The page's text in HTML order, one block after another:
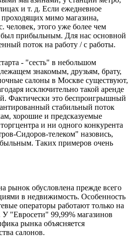
и т. д. Если ежедневное
проходящих мимо магазина,
человек, этого уже более чем
был прибыльным. Для нас основной
поток на работу / с работы.
- "сесть" в небольшом
знакомым, друзьям, брату,
салоны в Москве существуют,
исключительно такой аренде
Фактически это беспроигрышный
стабильный поток
хорошие и предсказуемые
и ни одного конкурента
Сидоров-телеком" назовись,
Таких примеров очень
рынок обусловлена прежде всего
в недвижимость. Особенность
операторы работают только на
"Евросети" 99,99% магазинов
рынка объясняется
салонов.